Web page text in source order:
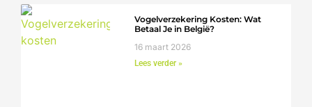
Vogelverzekering Kosten: Wat
Betaal Je in België?
16 maart 2026
Lees verder »